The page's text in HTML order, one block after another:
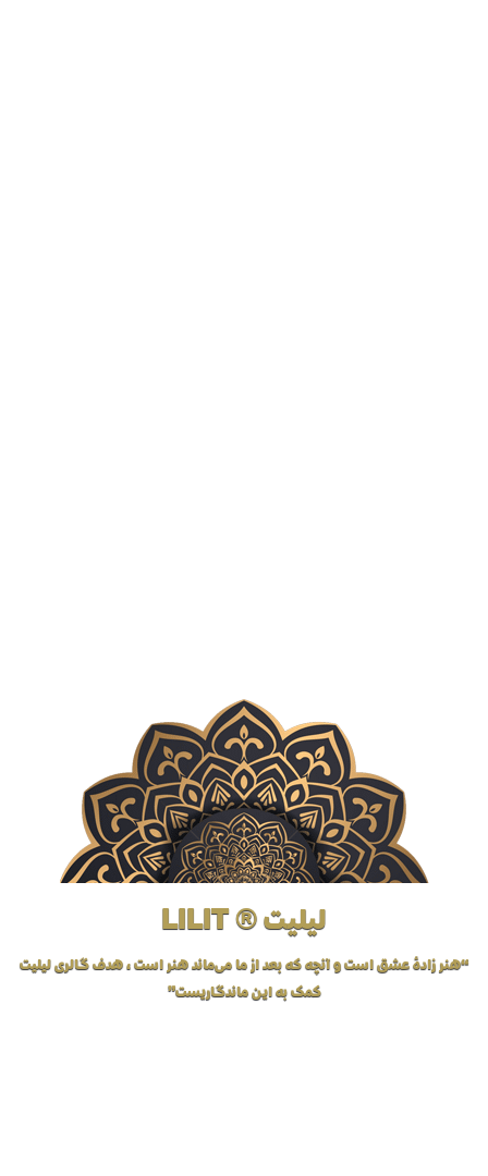
لیلیت ® LILIT
“هنر زادهٔ عشق است و آنچه که بعد از ما می‌ماند هنر است، هدف گالری لیلیت
کمک به این ماندگاریست”